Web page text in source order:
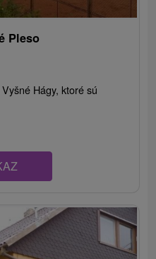
Pleso
Hágy, ktoré sú